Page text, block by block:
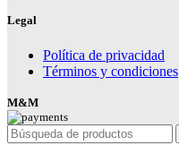
Legal
Política de privacidad
Términos y condiciones
M&M